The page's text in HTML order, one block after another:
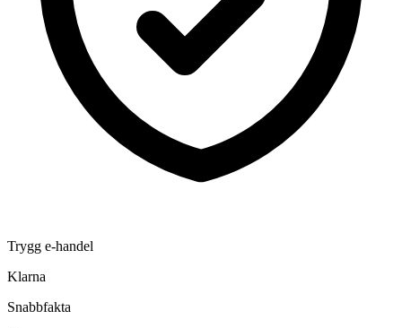
Trygg e-handel
Klarna
Snabbfakta